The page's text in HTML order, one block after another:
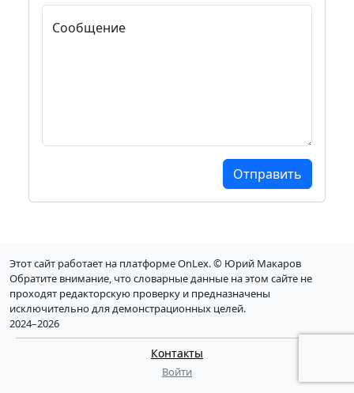
Сообщение
Этот сайт работает на платформе OnLex. © Юрий Макаров
Обратите внимание, что словарные данные на этом сайте не
проходят редакторскую проверку и предназначены
исключительно для демонстрационных целей.
2024–2026
Контакты
Войти